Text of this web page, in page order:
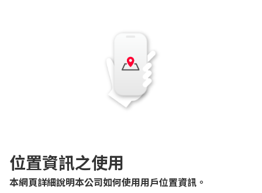
位置資訊之使用
本網頁詳細說明本公司如何使用用戶位置資訊。